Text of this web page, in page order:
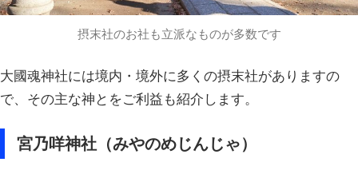
摂末社のお社も立派なものが多数です
大國魂神社には境内・境外に多くの摂末社がありますの
で、その主な神とをご利益も紹介します。
宮乃咩神社（みやのめじんじゃ）